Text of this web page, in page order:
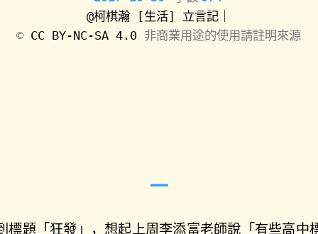
@柯棋瀚
[生活]
立言記｜
©️ CC BY-NC-SA 4.0 非商業用途的使用請註明來源
標題「狂發」，想起上周李添富老師說「有些高中